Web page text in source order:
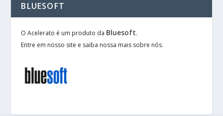
BLUESOFT
O Acelerato é um produto da Bluesoft.
Entre em nosso site e saiba nossa mais sobre nós.